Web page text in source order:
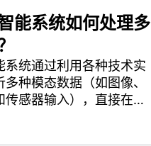
能系统如何处理多
系统通过利用各种技术实
种模态数据（如图像、
传感器输入），直接在设
是依赖云服务器。这样